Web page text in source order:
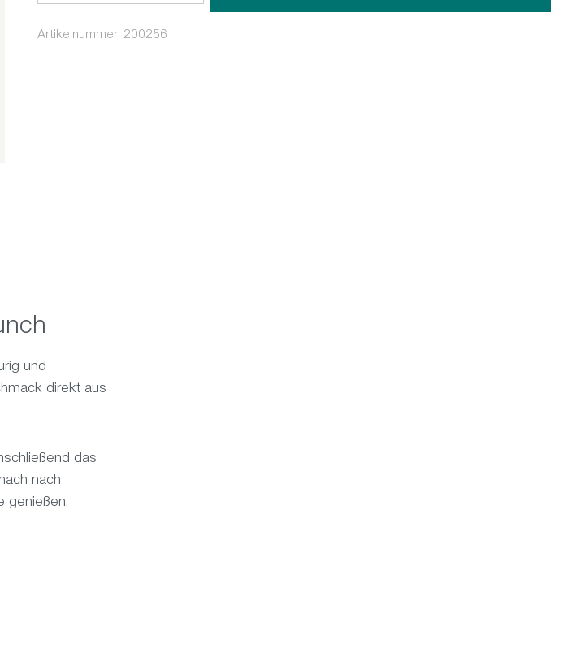
Artikelnummer: 200256
und
direkt aus
das
nach
genießen.